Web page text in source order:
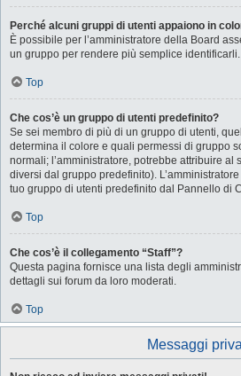
Perché alcuni gruppi di utenti appaiono in
È possibile per l’amministratore della Board
un gruppo per rendere più semplice identificarli.
Top
Che cos’è un gruppo di utenti predefinito?
Se sei membro di più di un gruppo di utenti,
determina il colore e quali permessi di gruppo
normali; l’amministratore, potrebbe attribuire al
diversi dal gruppo predefinito).
tuo gruppo di utenti predefinito dal Pannello di
Top
Che cos’è il collegamento “Staff”?
Questa pagina fornisce una lista degli
dettagli sui forum da loro moderati.
Top
Messaggi